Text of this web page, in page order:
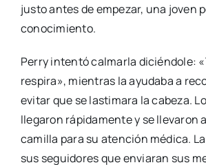
justo antes de empezar, una joven
conocimiento.
Perry intentó calmarla diciéndole:
respira», mientras la ayudaba a
evitar que se lastimara la cabeza.
llegaron rápidamente y se llevaron
camilla para su atención médica.
sus seguidores que enviaran sus